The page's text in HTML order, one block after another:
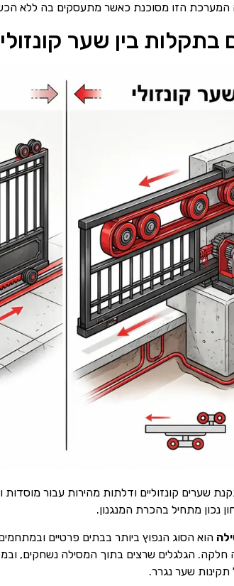
הזו מסוכנת כאשר מתעסקים בה ללא
בתקלות בין שער
שערים קונזוליים ודלתות מהירות עבור
נכון מתחיל בהכרת המנגנון.
הוא הסוג הנפוץ ביותר בבתים פרטיים
חלקה. הגלגלים שרצים בתוך המסילה נשחקים,
תקינות שער נגרר.